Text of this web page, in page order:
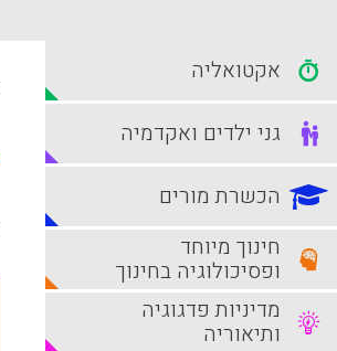
אקטואליה
גני ילדים ואקדמיה
הכשרת מורים
חינוך מיוחד
ופסיכולוגיה בחינוך
מדיניות פדגוגיה
ותיאוריה